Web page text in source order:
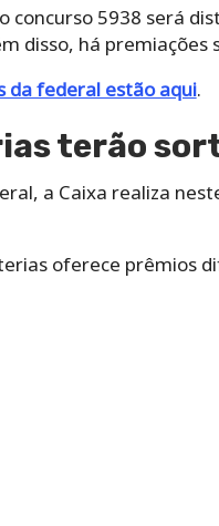
concurso 5938 será
disso, há
da federal estão aqui.
terão
a Caixa realiza
oferece prêmios